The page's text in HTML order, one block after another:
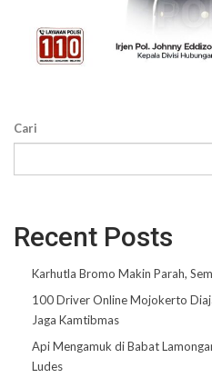
Cari
Recent Posts
Karhutla Bromo Makin Parah,
100 Driver Online Mojokerto
Jaga Kamtibmas
Api Mengamuk di Babat
Ludes